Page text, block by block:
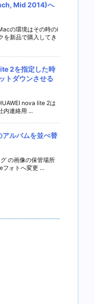
Mid 2014)へ
の環境はその時のi
を新品で購入してき
2を指定した時
トダウンさせる
nova lite 2は
内連絡用 ...
ルバムを並べ替
の画像の保管場所
ォトへ変更 ...